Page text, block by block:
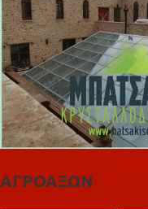
ΑΓΡΟΑΞΩΝ